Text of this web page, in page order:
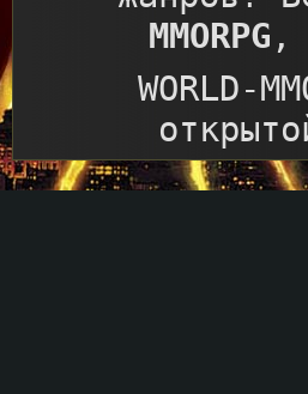
MMORPG ,
WORLD-